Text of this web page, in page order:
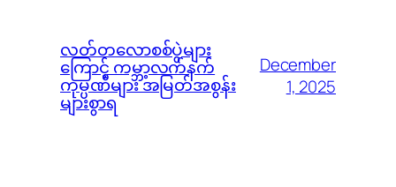
လတ်တလောစစ်ပွဲများ
ကြောင့် ကမ္ဘာ့လက်နက်
ကုမ္ပဏီများ အမြတ်အစွန်း
များစွာရ
December
1, 2025